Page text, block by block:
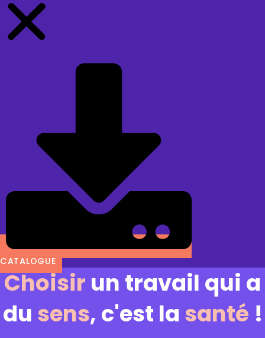
CATALOGUE
Choisir un travail qui a
du sens, c'est la santé !